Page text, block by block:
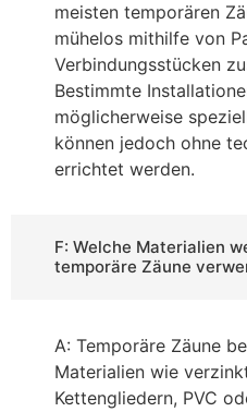
meisten temporären
mühelos mithilfe von
Verbindungsstücken
Bestimmte
möglicherweise
können jedoch ohne
errichtet werden.
F: Welche Materialien
temporäre Zäune
A: Temporäre Zäune
Materialien wie
Kettengliedern, PVC